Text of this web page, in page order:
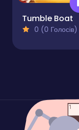
Tumble Boat
0 (0 Голосів)